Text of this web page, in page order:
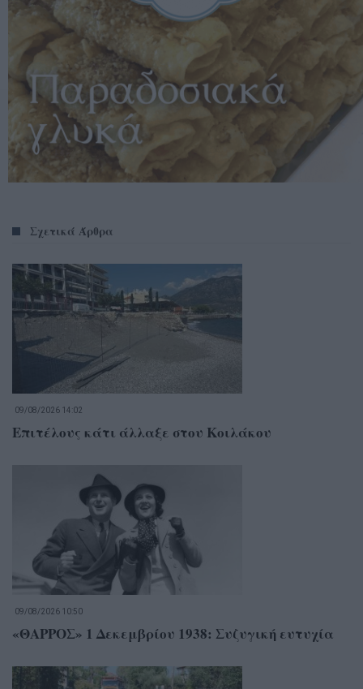
Σχετικά Άρθρα
09/08/2026 14:02
Επιτέλους κάτι άλλαξε στου Κοιλάκου
09/08/2026 10:50
«ΘΑΡΡΟΣ» 1 Δεκεμβρίου 1938: Συζυγική ευτυχία